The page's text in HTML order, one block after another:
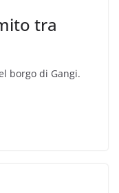
tra
borgo di Gangi.